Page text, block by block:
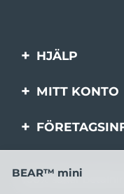
HJÄLP
Kontakta oss
MITT KONTO
100% säker
BEAR™ mini